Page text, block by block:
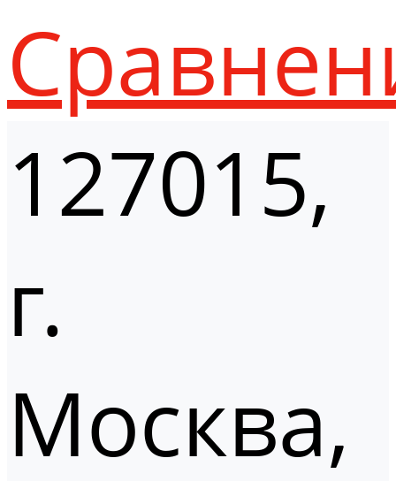
127015,
г.
Москва,